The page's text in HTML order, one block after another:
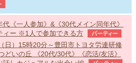
代《一人参加》&《30代メイン同年代》
ィー ※1人で参加できる方
パーティー
日）15時20分～豊田市トヨタ労連研修
どいの丘 《20代/30代》《恋活/友活》